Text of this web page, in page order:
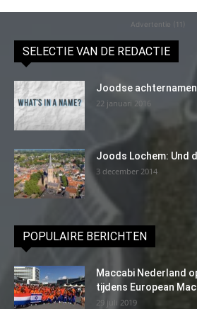
Advertentie (11)
SELECTIE VAN DE REDACTIE
Joodse achternamen.
22 januari 2016
Joods Lochem: Und
3 december 2014
POPULAIRE BERICHTEN
Maccabi Nederland
tijdens European
29 juli 2019